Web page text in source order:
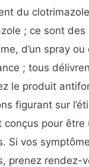
du
; ce sont
d’un spray
; tous
le produit
figurant sur
conçus pour
Si vos
prenez rendez-